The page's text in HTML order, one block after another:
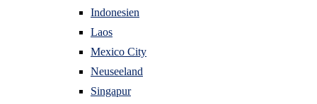
Indonesien
Laos
Mexico City
Neuseeland
Singapur